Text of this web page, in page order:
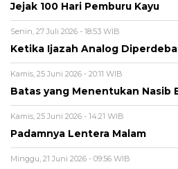
Jejak 100 Hari Pemburu Kayu
Senin, 27 Juli 2026 - 18:53 WIB
Ketika Ijazah Analog
Kamis, 25 Juni 2026 - 20:11 WIB
Batas yang Menentukan Nasib
Kamis, 25 Juni 2026 - 14:21 WIB
Padamnya Lentera Malam
Minggu, 21 Juni 2026 - 09:56 WIB